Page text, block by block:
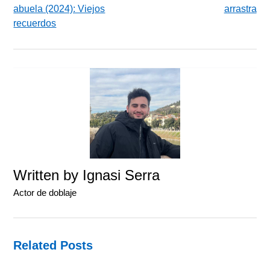
abuela (2024): Viejos
recuerdos
arrastra
Written by Ignasi Serra
Actor de doblaje
Related Posts